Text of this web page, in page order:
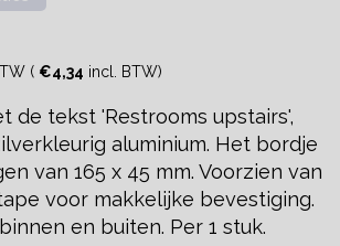
( €4,34 incl. BTW)
de tekst 'Restrooms upstairs',
aluminium. Het bordje
van 165 x 45 mm. Voorzien van
voor makkelijke bevestiging.
en buiten. Per 1 stuk.